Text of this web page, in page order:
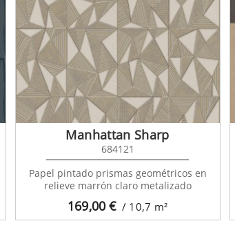
169,00€ / 10,7 m²
Manhattan Sharp
684121
Papel pintado prismas geométricos en
relieve marrón claro metalizado